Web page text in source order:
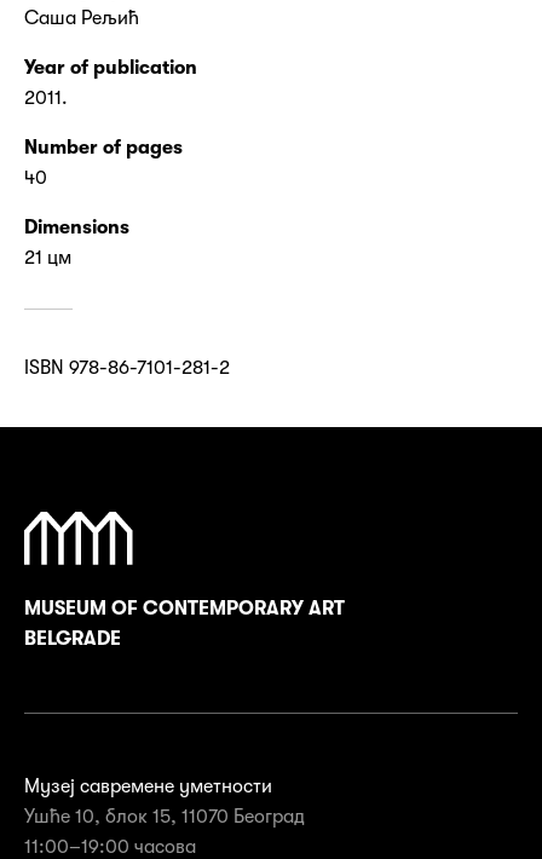
Саша Рељић
Year of publication
2011.
Number of pages
40
Dimensions
21 цм
ISBN 978-86-7101-281-2
MUSEUM OF CONTEMPORARY ART
BELGRADE
Музеј савремене уметности
Ушће 10, блок 15, 11070 Београд
11:00–19:00 часова